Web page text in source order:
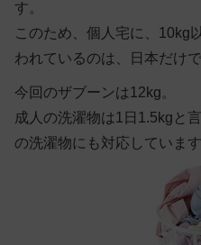
す。
このため、個人宅に、10kg
われているのは、日本だけで
今回のザブーンは12kg。
成人の洗濯物は1日1.5kgと
の洗濯物にも対応しています